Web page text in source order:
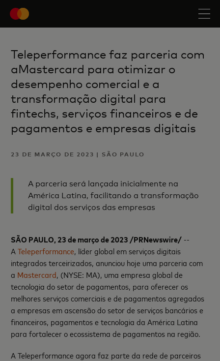
Teleperformance faz parceria com
aMastercard para otimizar o
desempenho comercial e a
transformação digital para
fintechs, serviços financeiros e de
pagamentos e empresas digitais
23 DE MARÇO DE 2023 | SÃO PAULO
A parceria será lançada inicialmente na
América Latina, facilitando a transformação
digital dos serviços das empresas
SÃO PAULO, 23 de março de 2023 /PRNewswire/ --
ATeleperformance, líder global em serviços digitais
integrados terceirizados, anunciou hoje uma parceria com
a Mastercard, (NYSE: MA), uma empresa global de
tecnologia do setor de pagamentos, para oferecer os
melhores serviços comerciais e de pagamentos agregados
a empresas em ascensão do setor de serviços bancários e
financeiros, pagamentos e tecnologia da América Latina
para fortalecer o ecossistema de pagamentos na região.
A Teleperformance agora faz parte da rede de parceiros